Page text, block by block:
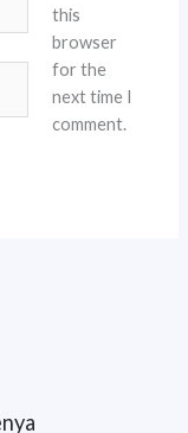
this
browser
for the
next time I
comment.